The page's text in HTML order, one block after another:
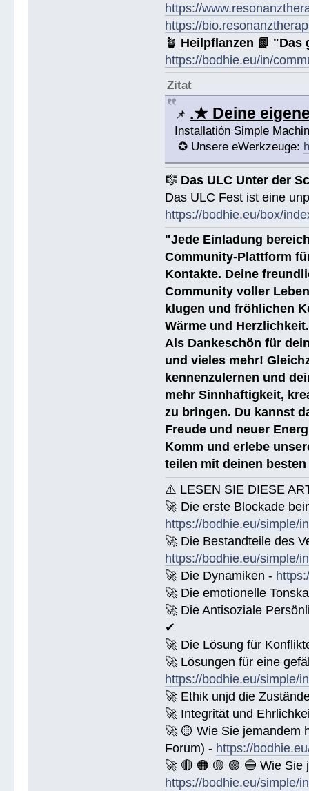
https://
https://
🪴 Heilpflanzen 📗
https://bodhie.eu/in/
Zitat
📌 .★ Deine
Installatión Simple
✪ Unsere eWerkzeuge:
🎼 Das ULC Unter der
Das ULC Fest ist eine
https://bodhie.eu/box/
"Jede Einladung
Community-Plattform
Kontakte. Deine
Community voller
klugen und fröhlichen
Wärme und
Als Dankeschön für
und vieles mehr!
kennenzulernen und
mehr Sinnhaftigkeit,
zu bringen. Du kannst
Freude und neuer
Komm und erlebe
teilen mit deinen
⚠️ LESEN SIE DIESE
🚀 Die erste Blockade
https://bodhie.eu/simple/
🚀 Die Bestandteile des
https://bodhie.eu/simple/
🚀 Die Dynamiken -
🚀 Die emotionelle
🚀 Die Antisoziale
✔
🚀 Die Lösung für
🚀 Lösungen für eine
https://bodhie.eu/simple/
🚀 Ethik unjd die
🚀 Integrität und
🚀 🟡 Wie Sie jemandem
Forum) - https://
🚀 🔴 🟠 🟡 🟢 🔵 Wie Sie
https://bodhie.eu/simple/